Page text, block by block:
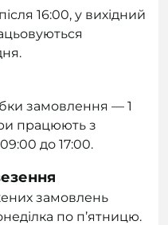
16:00, у вихідний
замовлення — 1
працюють з
до 17:00.
замовлень
по п’ятницю.